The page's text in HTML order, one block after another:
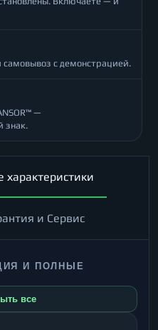
с демонстрацией.
—
знак.
характеристики
и Сервис
И ПОЛНЫЕ
все